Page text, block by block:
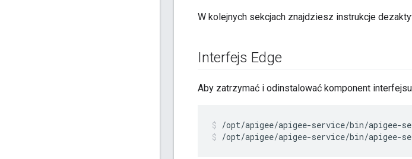
W kolejnych sekcjach znajdziesz instrukcje
Interfejs Edge
Aby zatrzymać i odinstalować komponent
/opt/apigee/apigee-service/bin/apigee-